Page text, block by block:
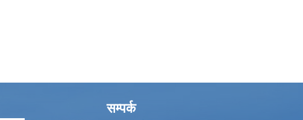
सम्पर्क